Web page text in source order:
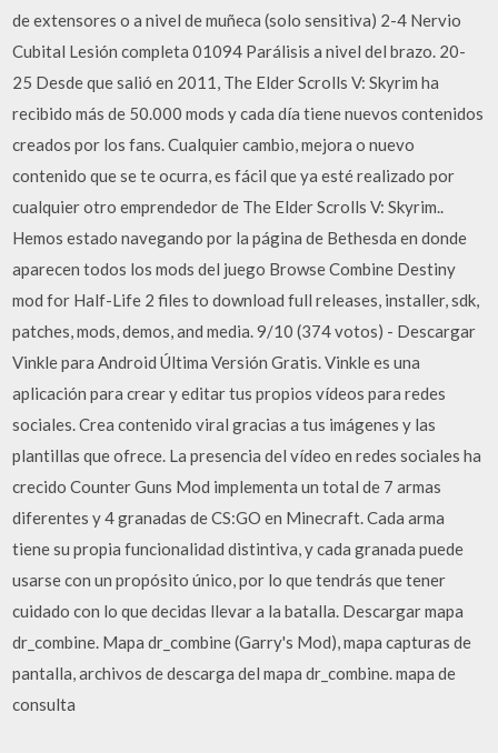
de extensores o a nivel de muñeca (solo sensitiva) 2-4 Nervio
Cubital Lesión completa 01094 Parálisis a nivel del brazo. 20-
25 Desde que salió en 2011, The Elder Scrolls V: Skyrim ha
recibido más de 50.000 mods y cada día tiene nuevos contenidos
creados por los fans. Cualquier cambio, mejora o nuevo
contenido que se te ocurra, es fácil que ya esté realizado por
cualquier otro emprendedor de The Elder Scrolls V: Skyrim..
Hemos estado navegando por la página de Bethesda en donde
aparecen todos los mods del juego Browse Combine Destiny
mod for Half-Life 2 files to download full releases, installer, sdk,
patches, mods, demos, and media. 9/10 (374 votos) - Descargar
Vinkle para Android Última Versión Gratis. Vinkle es una
aplicación para crear y editar tus propios vídeos para redes
sociales. Crea contenido viral gracias a tus imágenes y las
plantillas que ofrece. La presencia del vídeo en redes sociales ha
crecido Counter Guns Mod implementa un total de 7 armas
diferentes y 4 granadas de CS:GO en Minecraft. Cada arma
tiene su propia funcionalidad distintiva, y cada granada puede
usarse con un propósito único, por lo que tendrás que tener
cuidado con lo que decidas llevar a la batalla. Descargar mapa
dr_combine. Mapa dr_combine (Garry's Mod), mapa capturas de
pantalla, archivos de descarga del mapa dr_combine. mapa de
consulta